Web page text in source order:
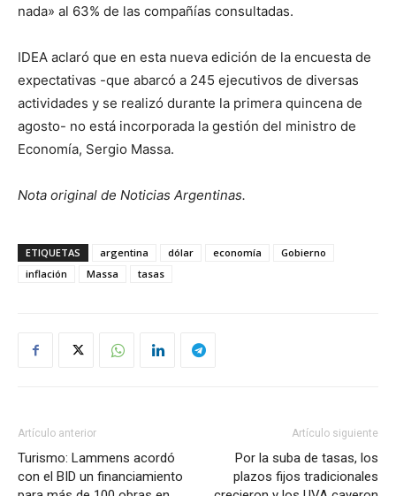
nada» al 63% de las compañías consultadas.
IDEA aclaró que en esta nueva edición de la encuesta de
expectativas -que abarcó a 245 ejecutivos de diversas
actividades y se realizó durante la primera quincena de
agosto- no está incorporada la gestión del ministro de
Economía, Sergio Massa.
Nota original de Noticias Argentinas.
ETIQUETAS argentina dólar economía
Gobierno
inflación
Massa tasas
Artículo anterior
Turismo: Lammens acordó
con el BID un financiamiento
Artículo siguiente
Por la suba de tasas, los
plazos fijos tradicionales